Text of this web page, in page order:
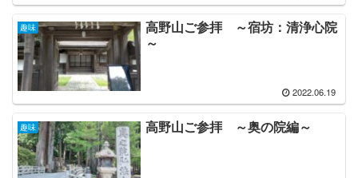
趣味
高野山ご参拝 ～宿坊：清浄心院
～
2022.06.19
趣味 高野山ご参拝 ～奥の院編～